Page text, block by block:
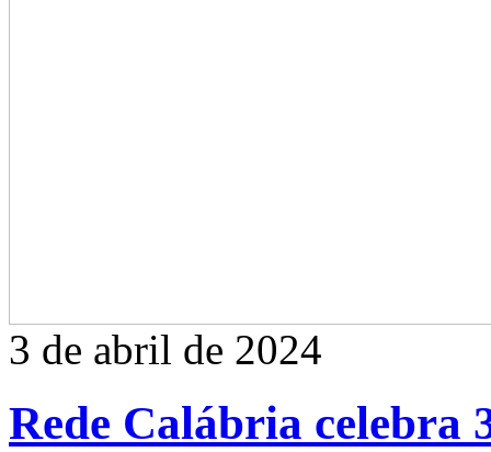
3 de abril de 2024
Rede Calábria celebra